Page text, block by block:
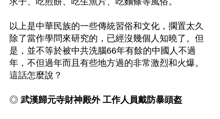
以上是中華民族的一些傳統習俗和文化，擱置太久
除了當作學問來研究的，已經沒幾個人知曉了。但
是，並不等於被中共洗腦66年有餘的中國人不過
年，不但過年而且有些地方過的非常激烈和火爆。
◎ 武漢歸元寺財神殿外 工作人員戴防暴頭盔